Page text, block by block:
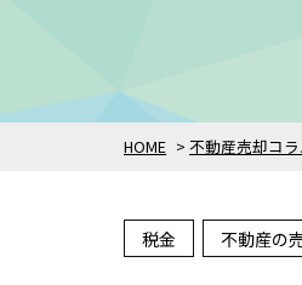
HOME > 不動産売却コ
税金 不動産の